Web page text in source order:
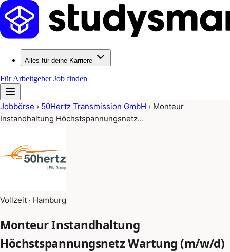
Alles für deine Karriere
Für ArbeitgeberJob finden
Jobbörse › 50Hertz Transmission GmbH › Monteur
Instandhaltung Höchstspannungsnetz…
Vollzeit · Hamburg
Monteur Instandhaltung
Höchstspannungsnetz Wartung (m/w/d)